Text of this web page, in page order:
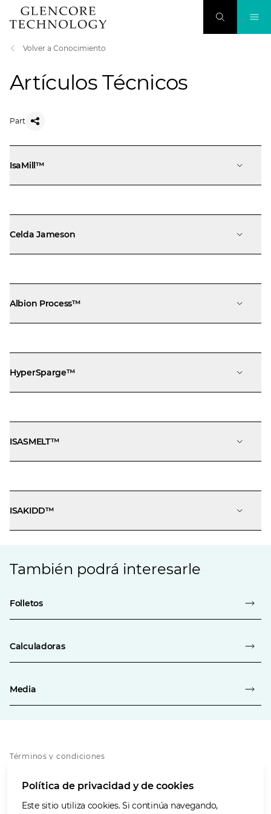
Volver a Conocimiento
Artículos Técnicos
Part
IsaMill™
Celda Jameson
Albion Process™
HyperSparge™
ISASMELT™
ISAKIDD™
También podrá interesarle
Folletos
Calculadoras
Media
Términos y condiciones
Política de cookies
Accesibilidad
Política de privacidad y de cookies
Este sitio utiliza cookies. Si continúa navegando,